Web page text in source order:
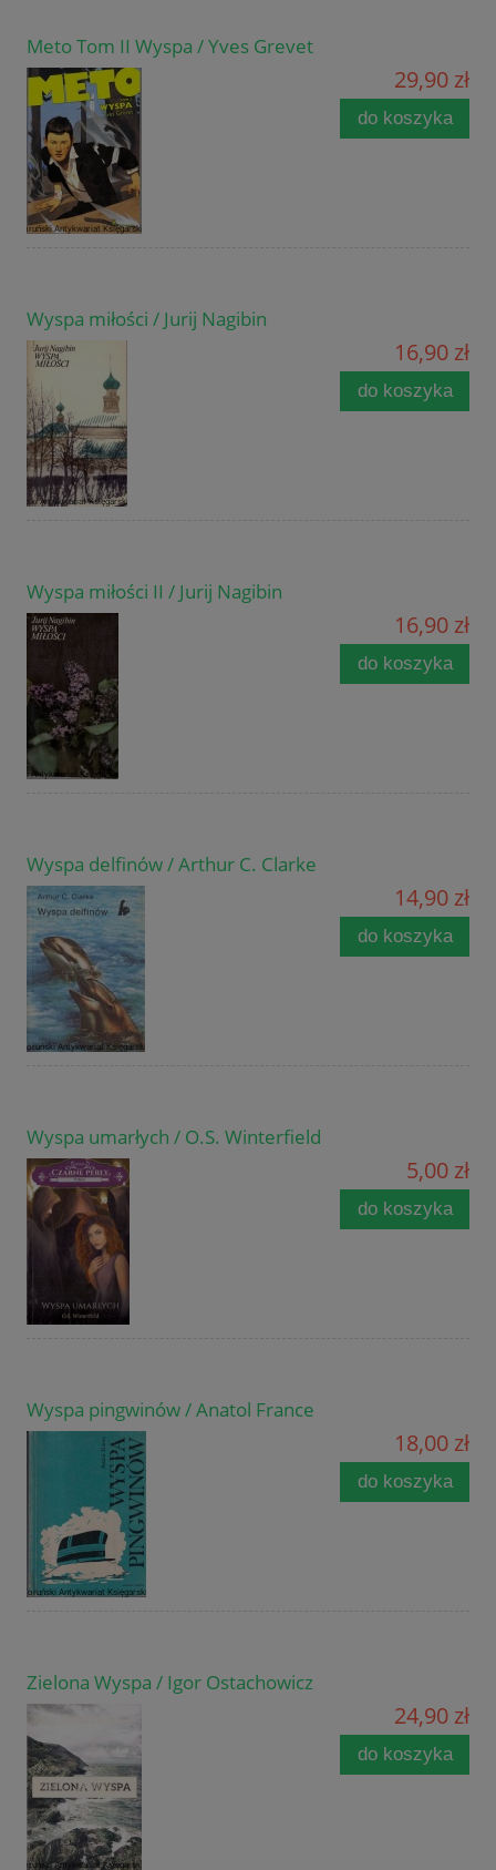
Meto Tom II Wyspa / Yves Grevet
29,90 zł
do koszyka
Wyspa miłości / Jurij Nagibin
16,90 zł
do koszyka
Wyspa miłości II / Jurij Nagibin
16,90 zł
do koszyka
Wyspa delfinów / Arthur C. Clarke
14,90 zł
do koszyka
Wyspa umarłych / O.S. Winterfield
5,00 zł
do koszyka
Wyspa pingwinów / Anatol France
18,00 zł
do koszyka
Zielona Wyspa / Igor Ostachowicz
24,90 zł
do koszyka